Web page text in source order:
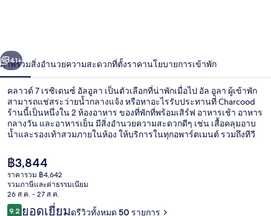
ซิ
เดน
ซ์
อัล
อูลา
า
ถัดไป
41+
ภาพรวมสิ่งอำนวยความสะดวกที่ตั้งราคานโยบายการเข้าพัก
คลาวด์ 7 เรซิเดนซ์ อัลอูลา เป็นตัวเลือกที่น่าพักเมื่อไป อัล อูลา ผู้เข้าพัก
สามารถแช่สระว่ายน้ำกลางแจ้ง หรือหาอะไรรับประทานที่ Charcood
ร้านนี้เป็นหนึ่งใน 2 ห้องอาหาร ของที่พักที่พร้อมเสิร์ฟ อาหารเช้า อาหาร
กลางวัน และอาหารเย็น มีสิ่งอำนวยความสะดวกดีๆ เช่น เสื้อคลุมอาบ
น้ำและรองเท้าสวมภายในห้อง ให้บริการในทุกอพาร์ตเมนต์ รวมถึงทีวี
ราคา
ปัจจุบัน
฿3,844
฿3,844
ราคารวม ฿4,642
รวมภาษีและค่าธรรมเนียม
26 ส.ค. - 27 ส.ค.
รีวิว
9.2 ยอดเยี่ยมดูรีวิวทั้งหมด 50 รายการ